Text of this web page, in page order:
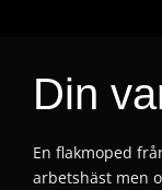
Din
En flakmoped
arbetshäst men